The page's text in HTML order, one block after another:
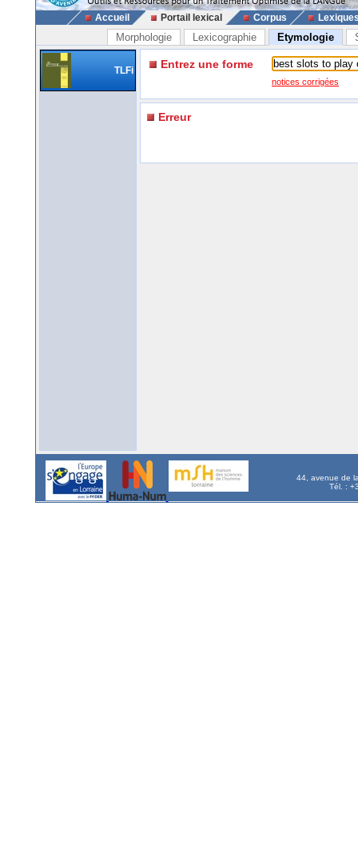
Accueil Portail lexical Corpus
Morphologie Lexicographie Etymologie
TLFi Entrez une forme
notices corrigées
Erreur
44, avenue de
Tél. :